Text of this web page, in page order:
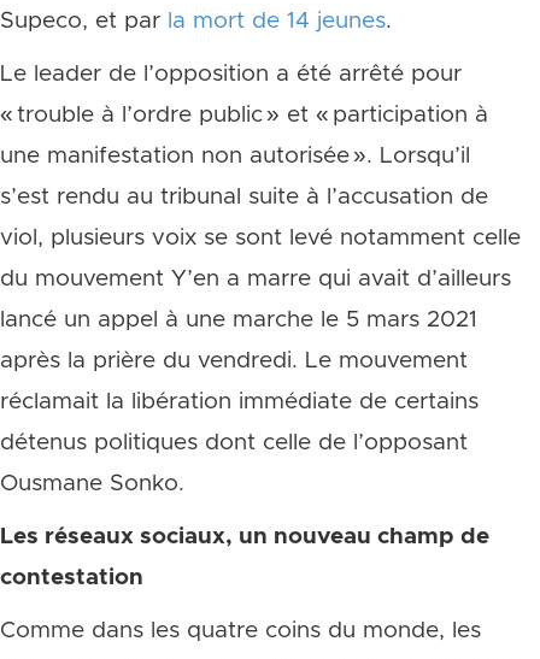
Supeco, et par la mort de 14 jeunes.
Le leader de l’opposition a été arrêté pour
« trouble à l’ordre public » et « participation à
une manifestation non autorisée ». Lorsqu’il
s’est rendu au tribunal suite à l’accusation de
viol, plusieurs voix se sont levé notamment celle
du mouvement Y’en a marre qui avait d’ailleurs
lancé un appel à une marche le 5 mars 2021
après la prière du vendredi. Le mouvement
réclamait la libération immédiate de certains
détenus politiques dont celle de l’opposant
Ousmane Sonko.
Les réseaux sociaux, un nouveau champ de
contestation
Comme dans les quatre coins du monde, les